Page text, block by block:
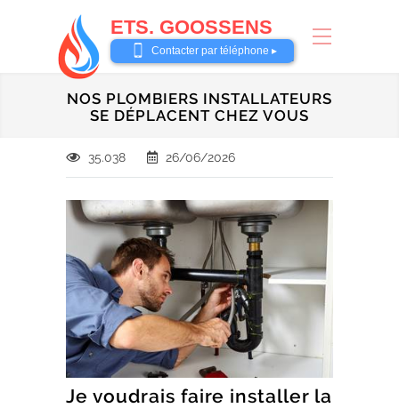
ETS. GOOSSENS
0485 58 62 32
Contacter par téléphone ▸
NOS PLOMBIERS INSTALLATEURS
SE DÉPLACENT CHEZ VOUS
35.038 26/06/2026
Je voudrais faire installer la